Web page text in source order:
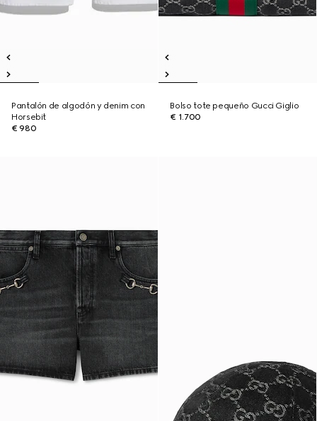
Pantalón de algodón y denim con
Horsebit
€ 980
Bolso tote pequeño Gucci Giglio
€ 1.700